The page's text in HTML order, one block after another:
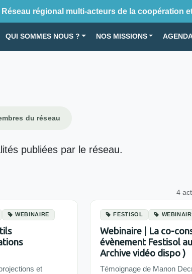
Réseau régional multi-acteurs de la coopération
QUI SOMMES NOUS ? NOS MISSIONS
du réseau
publiées par le réseau.
4
WEBINAIRE
et
FESTISOL
Webinaire | La co-
évènement Festisol
Archive vidéo dispo )
Témoignage de Manon